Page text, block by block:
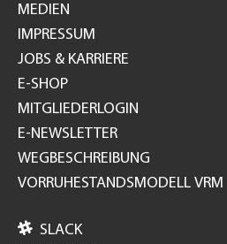
MEDIEN
IMPRESSUM
JOBS & KARRIERE
E-SHOP
MITGLIEDERLOGIN
E-NEWSLETTER
WEGBESCHREIBUNG
VORRUHESTANDSMODELL VRM
 SLACK